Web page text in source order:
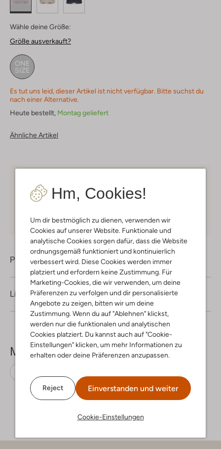
Hm, Cookies!
Um dir bestmöglich zu dienen, verwenden wir
Cookies auf unserer Website. Funktionale und
analytische Cookies sorgen dafür, dass die Website
ordnungsgemäß funktioniert und kontinuierlich
verbessert wird. Diese Cookies werden immer
platziert und erfordern keine Zustimmung. Für
Marketing-Cookies, die wir verwenden, um deine
Präferenzen zu verfolgen und dir personalisierte
Angebote zu zeigen, bitten wir um deine
Zustimmung. Wenn du auf "Ablehnen" klickst,
werden nur die funktionalen und analytischen
Cookies platziert. Du kannst auch auf "Cookie-
Einstellungen" klicken, um mehr Informationen zu
erhalten oder deine Präferenzen anzupassen.
Reject Einverstanden und weiter
Cookie-Einstellungen
Wähle deine Größe:
Größe ausverkauft?
ONE
SIZE
Es tut uns leid, dieser Artikel ist nicht verfügbar. Bitte suchst du
nach einer Alternative.
Heute bestellt, Montag geliefert
Ähnliche Artikel
Mitglieder in Deutschland
Produktinformation
Lieferung & Rückgabe
Mehr sehen